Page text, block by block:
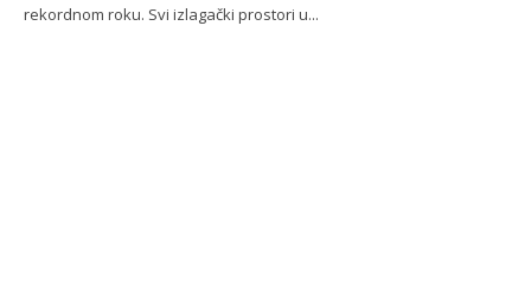
rekordnom roku. Svi izlagački prostori u...